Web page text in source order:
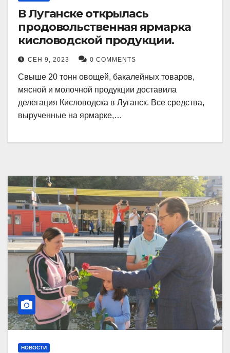
В Луганске открылась
продовольственная ярмарка
кисловодской продукции.
СЕН 9, 2023 0 COMMENTS
Свыше 20 тонн овощей, бакалейных товаров,
мясной и молочной продукции доставила
делегация Кисловодска в Луганск. Все средства,
вырученные на ярмарке,…
НОВОСТИ